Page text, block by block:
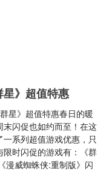
》超值特惠
星》超值特惠春日的暖
闪促也如约而至！在这
系列超值游戏优惠，只
时闪促的游戏有：《群
漫威蜘蛛侠:重制版》闪